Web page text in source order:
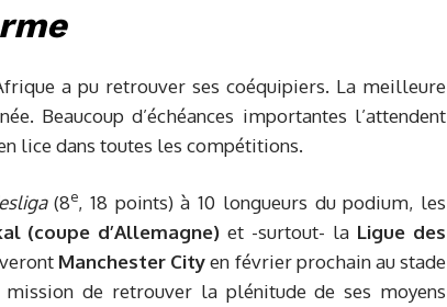
a pu retrouver ses coéquipiers. La meilleure
Beaucoup d’échéances importantes l’attendent
lice dans toutes les compétitions.
(8e, 18 points) à 10 longueurs du podium, les
(coupe d’Allemagne) et -surtout- la Ligue des
Manchester Cityen février prochain au stade
de retrouver la plénitude de ses moyens